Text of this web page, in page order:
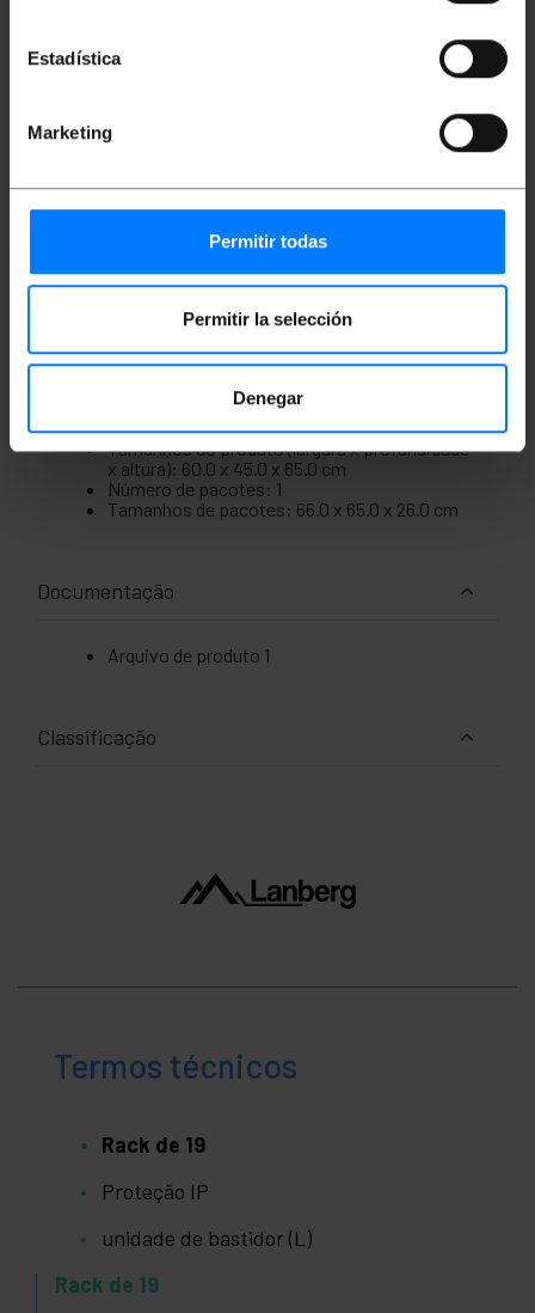
Estadística
Marketing
Permitir todas
Permitir la selección
Denegar
superior e inferior do cabeamento ao interior.
Carga máxima suportada 60 kg.
Possui furos na placa traseira para fixação do
gabinete na parede tornando a instalação
muito simples (parafusos não inclusos)
IEC297-2, DIN41494; PARTE1 & PART7, ETSI,.
Compatível com os Padrões Internacionais de
Armário em aço SPCC de 1,2mm de espessura,
pintado em RAL9004 preto.
Medidas e Pesos
Peso bruto: 23.218 kg
Tamanhos do produto (largura x profundidade
x altura): 60.0 x 45.0 x 65.0 cm
Número de pacotes: 1
Tamanhos de pacotes: 66.0 x 65.0 x 26.0 cm
Documentação
Arquivo de produto 1
Classificação
Termos técnicos
Rack de 19
Proteção IP
unidade de bastidor (L)
Rack de 19